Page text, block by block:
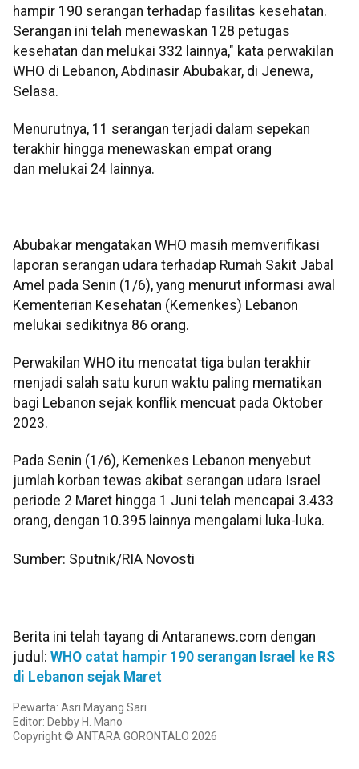
hampir 190 serangan terhadap fasilitas kesehatan.
Serangan ini telah menewaskan 128 petugas
kesehatan dan melukai 332 lainnya," kata perwakilan
WHO di Lebanon, Abdinasir Abubakar, di Jenewa,
Selasa.
Menurutnya, 11 serangan terjadi dalam sepekan
terakhir hingga menewaskan empat orang
dan melukai 24 lainnya.
Abubakar mengatakan WHO masih memverifikasi
laporan serangan udara terhadap Rumah Sakit Jabal
Amel pada Senin (1/6), yang menurut informasi awal
Kementerian Kesehatan (Kemenkes) Lebanon
melukai sedikitnya 86 orang.
Perwakilan WHO itu mencatat tiga bulan terakhir
menjadi salah satu kurun waktu paling mematikan
bagi Lebanon sejak konflik mencuat pada Oktober
2023.
Pada Senin (1/6), Kemenkes Lebanon menyebut
jumlah korban tewas akibat serangan udara Israel
periode 2 Maret hingga 1 Juni telah mencapai 3.433
orang, dengan 10.395 lainnya mengalami luka-luka.
Sumber: Sputnik/RIA Novosti
Berita ini telah tayang di Antaranews.com dengan
judul: WHO catat hampir 190 serangan Israel ke RS
di Lebanon sejak Maret
Pewarta: Asri Mayang Sari
Editor: Debby H. Mano
Copyright © ANTARA GORONTALO 2026